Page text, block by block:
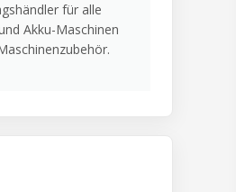
für alle
Akku-Maschinen